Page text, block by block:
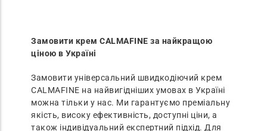
Замовити крем CALMAFINE за найкращою
ціною в Україні
Замовити універсальний швидкодіючий крем
CALMAFINE на найвигідніших умовах в Україні
можна тільки у нас. Ми гарантуємо преміальну
якість, високу ефективність, доступні ціни, а
також індивідуальний експертний підхід. Для